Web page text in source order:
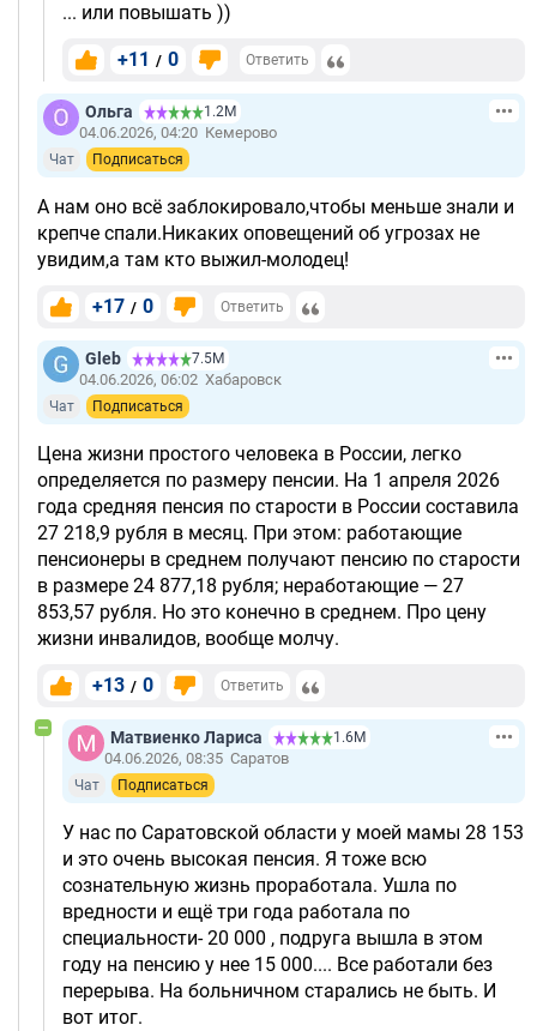
... или повышать ))
+11 / 0 Ответить
Ольга 1.2М
04.06.2026, 04:20 Кемерово
Чат Подписаться
А нам оно всё заблокировало,чтобы меньше знали и
крепче спали.Никаких оповещений об угрозах не
увидим,а там кто выжил-молодец!
+17 / 0 Ответить
Gleb 7.5М
04.06.2026, 06:02 Хабаровск
Чат Подписаться
Цена жизни простого человека в России, легко
определяется по размеру пенсии. На 1 апреля 2026
года средняя пенсия по старости в России составила
27 218,9 рубля в месяц. При этом: работающие
пенсионеры в среднем получают пенсию по старости
в размере 24 877,18 рубля; неработающие — 27
853,57 рубля. Но это конечно в среднем. Про цену
жизни инвалидов, вообще молчу.
+13 / 0 Ответить
Матвиенко Лариса 1.6М
04.06.2026, 08:35 Саратов
Чат Подписаться
У нас по Саратовской области у моей мамы 28 153
и это очень высокая пенсия. Я тоже всю
сознательную жизнь проработала. Ушла по
вредности и ещё три года работала по
специальности- 20 000 , подруга вышла в этом
году на пенсию у нее 15 000.... Все работали без
перерыва. На больничном старались не быть. И
вот итог.